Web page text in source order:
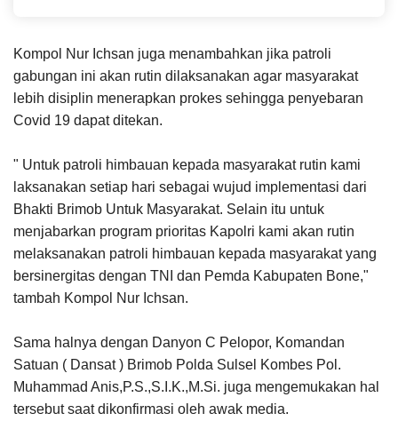
Kompol Nur Ichsan juga menambahkan jika patroli
gabungan ini akan rutin dilaksanakan agar masyarakat
lebih disiplin menerapkan prokes sehingga penyebaran
Covid 19 dapat ditekan.
" Untuk patroli himbauan kepada masyarakat rutin kami
laksanakan setiap hari sebagai wujud implementasi dari
Bhakti Brimob Untuk Masyarakat. Selain itu untuk
menjabarkan program prioritas Kapolri kami akan rutin
melaksanakan patroli himbauan kepada masyarakat yang
bersinergitas dengan TNI dan Pemda Kabupaten Bone,"
tambah Kompol Nur Ichsan.
Sama halnya dengan Danyon C Pelopor, Komandan
Satuan ( Dansat ) Brimob Polda Sulsel Kombes Pol.
Muhammad Anis,P.S.,S.I.K.,M.Si. juga mengemukakan hal
tersebut saat dikonfirmasi oleh awak media.